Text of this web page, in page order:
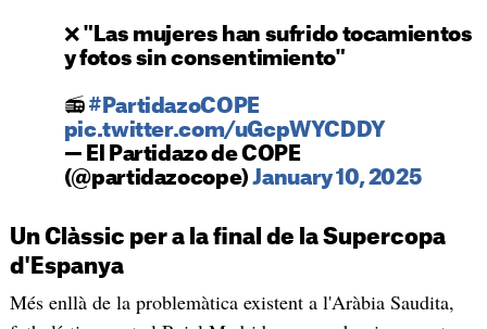
❌ "Las mujeres han sufrido tocamientos
y fotos sin consentimiento"
📻 #PartidazoCOPE
pic.twitter.com/uGcpWYCDDY
— El Partidazo de COPE
(@partidazocope)January 10, 2025
Un Clàssic per a la final de la Supercopa
d'Espanya
Més enllà de la problemàtica existent a l'Aràbia Saudita,